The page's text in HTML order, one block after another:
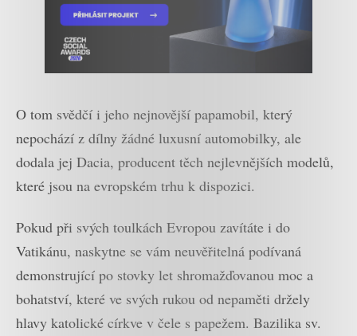
O tom svědčí i jeho nejnovější papamobil, který
nepochází z dílny žádné luxusní automobilky, ale
dodala jej Dacia, producent těch nejlevnějších modelů,
které jsou na evropském trhu k dispozici.
Pokud při svých toulkách Evropou zavítáte i do
Vatikánu, naskytne se vám neuvěřitelná podívaná
demonstrující po stovky let shromažďovanou moc a
bohatství, které ve svých rukou od nepaměti držely
hlavy katolické církve v čele s papežem. Bazilika sv.